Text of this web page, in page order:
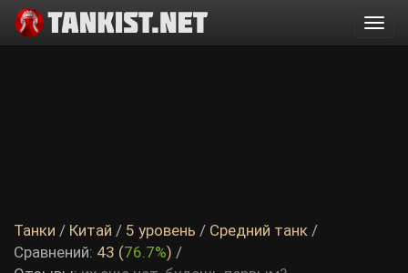
Танки / Китай / 5 уровень / Средний танк /
Сравнений: 43 (76.7%) /